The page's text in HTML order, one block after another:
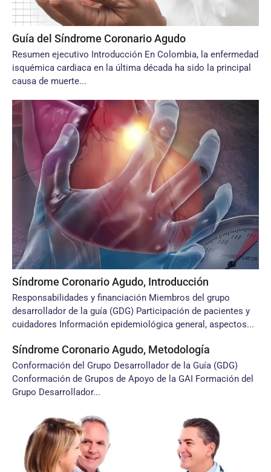
Guía del Síndrome Coronario Agudo
Resumen ejecutivo Introducción En Colombia, la enfermedad
isquémica cardiaca en la última década ha sido la principal
causa de muerte...
Síndrome Coronario Agudo, Introducción
Responsabilidades y financiación Miembros del grupo
desarrollador de la guía (GDG) Participación de pacientes y
cuidadores Información epidemiológica general, aspectos...
Síndrome Coronario Agudo, Metodología
Conformación del Grupo Desarrollador de la Guía (GDG)
Conformación de Grupos de Apoyo de la GAI Formación del
Grupo Desarrollador...